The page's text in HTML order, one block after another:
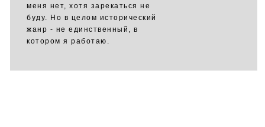
меня нет, хотя зарекаться не
буду. Но в целом исторический
жанр - не единственный, в
котором я работаю.